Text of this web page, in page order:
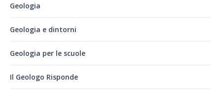
Geologia
Geologia e dintorni
Geologia per le scuole
Il Geologo Risponde